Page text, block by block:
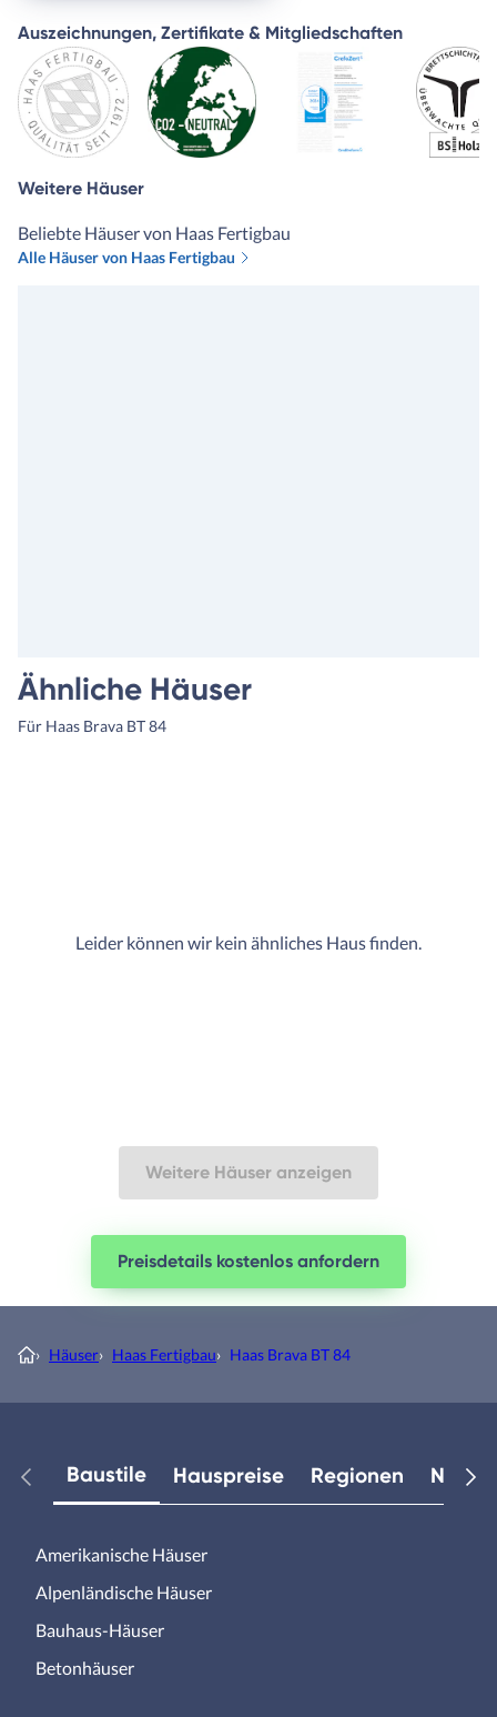
Auszeichnungen, Zertifikate & Mitgliedschaften
Weitere Häuser
Beliebte Häuser von Haas Fertigbau
Alle Häuser von Haas Fertigbau
Ähnliche Häuser
Für Haas Brava BT 84
Leider können wir kein ähnliches Haus finden.
Weitere Häuser anzeigen
Preisdetails kostenlos anfordern
› Häuser› Haas Fertigbau› Haas Brava BT 84
Baustile Hauspreise Regionen
Amerikanische Häuser
Alpenländische Häuser
Bauhaus-Häuser
Betonhäuser